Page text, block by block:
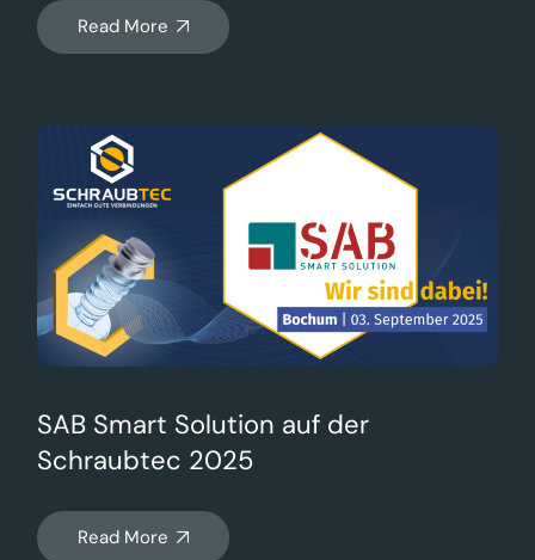
Read More
SAB Smart Solution auf der
Schraubtec 2025
Read More